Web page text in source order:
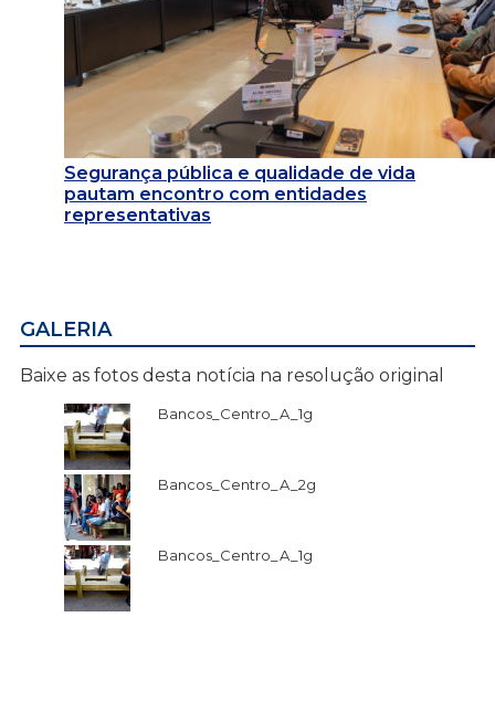
Segurança pública e qualidade de vida
pautam encontro com entidades
representativas
GALERIA
Baixe as fotos desta notícia na resolução original
Bancos_Centro_A_1g
Bancos_Centro_A_2g
Bancos_Centro_A_1g